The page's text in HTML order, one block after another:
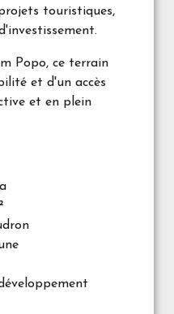
touristiques,
Popo, ce terrain
et d'un accès
et en plein